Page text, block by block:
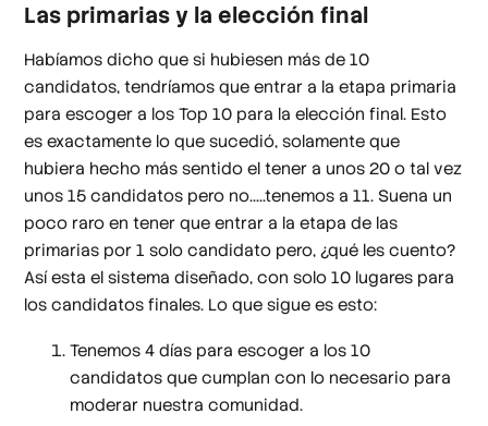
Las primarias y la elección final
Habíamos dicho que si hubiesen más de 10
candidatos, tendríamos que entrar a la etapa primaria
para escoger a los Top 10 para la elección final. Esto
es exactamente lo que sucedió, solamente que
hubiera hecho más sentido el tener a unos 20 o tal vez
unos 15 candidatos pero no.....tenemos a 11. Suena un
poco raro en tener que entrar a la etapa de las
primarias por 1 solo candidato pero, ¿qué les cuento?
Así esta el sistema diseñado, con solo 10 lugares para
los candidatos finales. Lo que sigue es esto:
Tenemos 4 días para escoger a los 10
candidatos que cumplan con lo necesario para
moderar nuestra comunidad.